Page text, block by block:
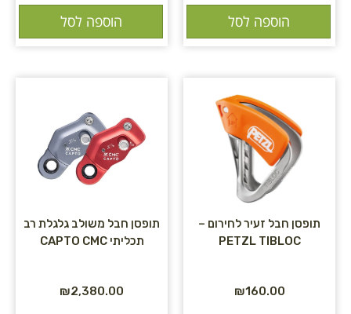
הוספה לסל הוספה לסל
תופסן חבל זעיר לחירום –
PETZL TIBLOC
₪160.00
תופסן חבל משולב גלגלת רב
תכליתי CAPTO CMC
₪2,380.00